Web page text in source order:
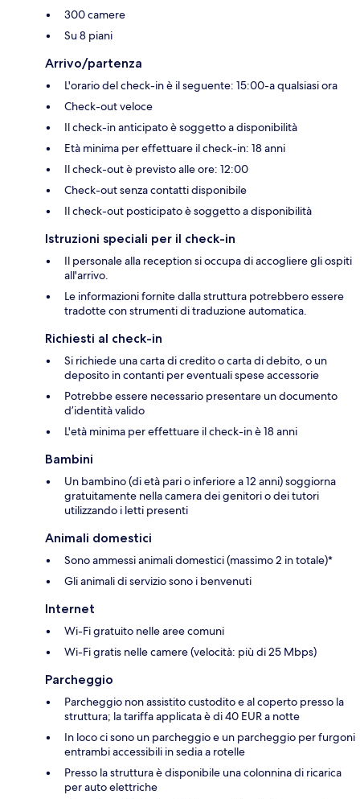
300 camere
Su 8 piani
Arrivo/partenza
L'orario del check-in è il seguente: 15:00-a qualsiasi ora
Check-out veloce
Il check-in anticipato è soggetto a disponibilità
Età minima per effettuare il check-in: 18 anni
Il check-out è previsto alle ore: 12:00
Check-out senza contatti disponibile
Il check-out posticipato è soggetto a disponibilità
Istruzioni speciali per il check-in
Il personale alla reception si occupa di accogliere gli ospiti
all'arrivo.
Le informazioni fornite dalla struttura potrebbero essere
tradotte con strumenti di traduzione automatica.
Richiesti al check-in
Si richiede una carta di credito o carta di debito, o un
deposito in contanti per eventuali spese accessorie
Potrebbe essere necessario presentare un documento
d’identità valido
L'età minima per effettuare il check-in è 18 anni
Bambini
Un bambino (di età pari o inferiore a 12 anni) soggiorna
gratuitamente nella camera dei genitori o dei tutori
utilizzando i letti presenti
Animali domestici
Sono ammessi animali domestici (massimo 2 in totale)*
Gli animali di servizio sono i benvenuti
Internet
Wi-Fi gratuito nelle aree comuni
Wi-Fi gratis nelle camere (velocità: più di 25 Mbps)
Parcheggio
Parcheggio non assistito custodito e al coperto presso la
struttura; la tariffa applicata è di 40 EUR a notte
In loco ci sono un parcheggio e un parcheggio per furgoni
entrambi accessibili in sedia a rotelle
Presso la struttura è disponibile una colonnina di ricarica
per auto elettriche